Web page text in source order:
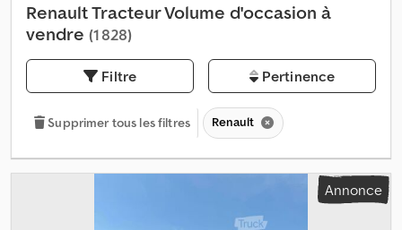
Renault Tracteur Volume d'occasion à
vendre (1 828)
Filtre Pertinence
Supprimer tous les filtres Renault
Annonce